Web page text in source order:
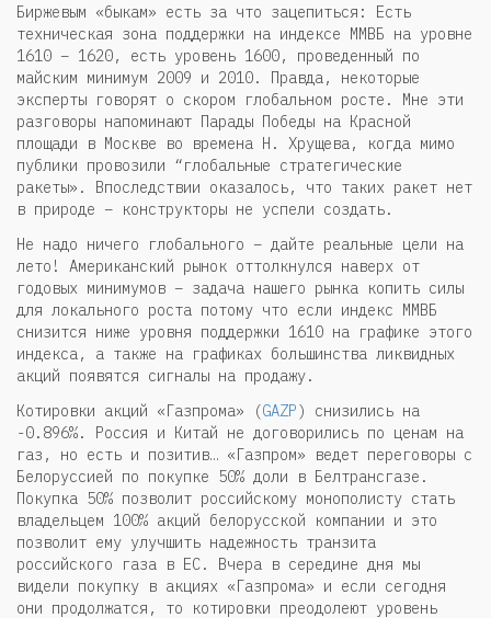
Биржевым «быкам» есть за что зацепиться: Есть
техническая зона поддержки на индексе ММВБ на уровне
1610 – 1620, есть уровень 1600, проведенный по
майским минимум 2009 и 2010. Правда, некоторые
эксперты говорят о скором глобальном росте. Мне эти
разговоры напоминают Парады Победы на Красной
площади в Москве во времена Н. Хрущева, когда мимо
публики провозили “глобальные стратегические
ракеты». Впоследствии оказалось, что таких ракет нет
в природе – конструкторы не успели создать.
Не надо ничего глобального – дайте реальные цели на
лето! Американский рынок оттолкнулся наверх от
годовых минимумов – задача нашего рынка копить силы
для локального роста потому что если индекс ММВБ
снизится ниже уровня поддержки 1610 на графике этого
индекса, а также на графиках большинства ликвидных
акций появятся сигналы на продажу.
Котировки акций «Газпрома» (GAZP) снизились на
-0.896%. Россия и Китай не договорились по ценам на
газ, но есть и позитив… «Газпром» ведет переговоры с
Белоруссией по покупке 50% доли в Белтрансгазе.
Покупка 50% позволит российскому монополисту стать
владельцем 100% акций белорусской компании и это
позволит ему улучшить надежность транзита
российского газа в ЕС. Вчера в середине дня мы
видели покупку в акциях «Газпрома» и если сегодня
они продолжатся, то котировки преодолеют уровень